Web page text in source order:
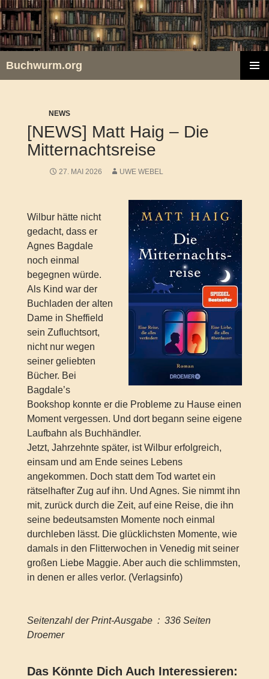
Zum
Inhalt
springen
Buchwurm.org
NEWS
[NEWS] Matt Haig – Die
Mitternachtsreise
27. MAI 2026 UWE WEBEL
Wilbur hätte nicht
gedacht, dass er
Agnes Bagdale
noch einmal
begegnen würde.
Als Kind war der
Buchladen der alten
Dame in Sheffield
sein Zufluchtsort,
nicht nur wegen
seiner geliebten
Bücher. Bei
Bagdale’s
Bookshop konnte er die Probleme zu Hause einen
Moment vergessen. Und dort begann seine eigene
Laufbahn als Buchhändler.
Jetzt, Jahrzehnte später, ist Wilbur erfolgreich,
einsam und am Ende seines Lebens
angekommen. Doch statt dem Tod wartet ein
rätselhafter Zug auf ihn. Und Agnes. Sie nimmt ihn
mit, zurück durch die Zeit, auf eine Reise, die ihn
seine bedeutsamsten Momente noch einmal
durchleben lässt. Die glücklichsten Momente, wie
damals in den Flitterwochen in Venedig mit seiner
großen Liebe Maggie. Aber auch die schlimmsten,
in denen er alles verlor. (Verlagsinfo)
Seitenzahl der Print-Ausgabe ‏ : ‎ 336 Seiten
Droemer
Das Könnte Dich Auch Interessieren: